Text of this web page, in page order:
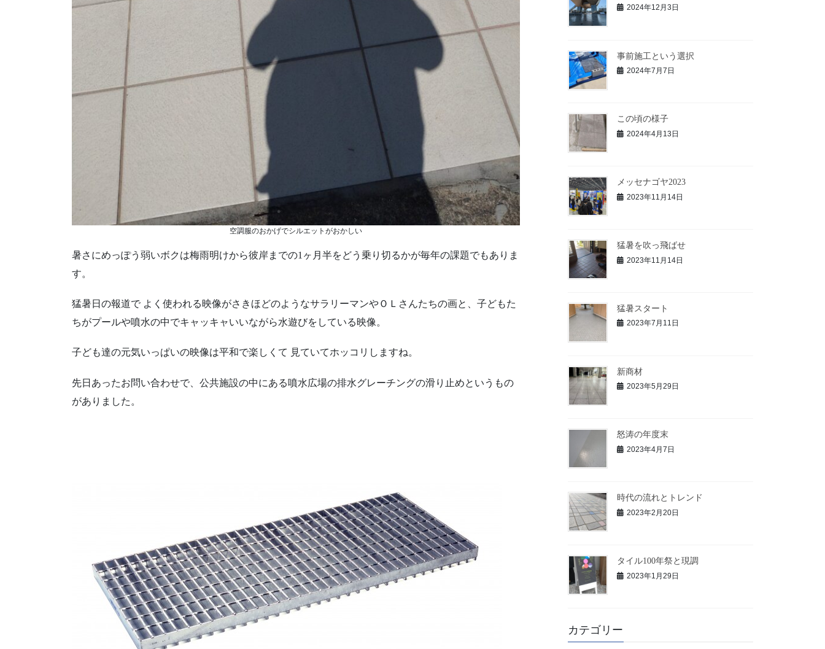
空調服のおかげでシルエットがおかしい
暑さにめっぽう弱いボクは梅雨明けから彼岸までの1ヶ月半をどう乗り切るかが毎年の課題でもありま
す。
猛暑日の報道で よく使われる映像がさきほどのようなサラリーマンやＯＬさんたちの画と、子どもた
ちがプールや噴水の中でキャッキャいいながら水遊びをしている映像。
子ども達の元気いっぱいの映像は平和で楽しくて 見ていてホッコリしますね。
先日あったお問い合わせで、公共施設の中にある噴水広場の排水グレーチングの滑り止めというもの
がありました。
2024年12月3日
事前施工という選択
2024年7月7日
この頃の様子
2024年4月13日
メッセナゴヤ2023
2023年11月14日
猛暑を吹っ飛ばせ
2023年11月14日
猛暑スタート
2023年7月11日
新商材
2023年5月29日
怒涛の年度末
2023年4月7日
時代の流れとトレンド
2023年2月20日
タイル100年祭と現調
2023年1月29日
カテゴリー